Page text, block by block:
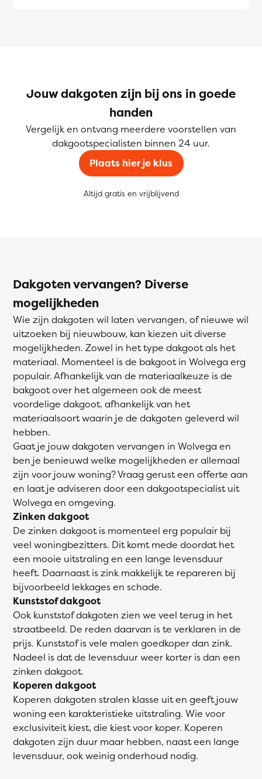
Jouw dakgoten zijn bij ons in goede
handen
Vergelijk en ontvang meerdere voorstellen van
dakgootspecialisten binnen 24 uur.
Plaats hier je klus
Altijd gratis en vrijblijvend
Dakgoten vervangen? Diverse
mogelijkheden
Wie zijn dakgoten wil laten vervangen, of nieuwe wil
uitzoeken bij nieuwbouw, kan kiezen uit diverse
mogelijkheden. Zowel in het type dakgoot als het
materiaal. Momenteel is de bakgoot in Wolvega erg
populair. Afhankelijk van de materiaalkeuze is de
bakgoot over het algemeen ook de meest
voordelige dakgoot, afhankelijk van het
materiaalsoort waarin je de dakgoten geleverd wil
hebben.
Gaat je jouw dakgoten vervangen in Wolvega en
ben je benieuwd welke mogelijkheden er allemaal
zijn voor jouw woning? Vraag gerust een offerte aan
en laat je adviseren door een dakgootspecialist uit
Wolvega en omgeving.
Zinken dakgoot
De zinken dakgoot is momenteel erg populair bij
veel woningbezitters. Dit komt mede doordat het
een mooie uitstraling en een lange levensduur
heeft. Daarnaast is zink makkelijk te repareren bij
bijvoorbeeld lekkages en schade.
Kunststof dakgoot
Ook kunststof dakgoten zien we veel terug in het
straatbeeld. De reden daarvan is te verklaren in de
prijs. Kunststof is vele malen goedkoper dan zink.
Nadeel is dat de levensduur weer korter is dan een
zinken dakgoot.
Koperen dakgoot
Koperen dakgoten stralen klasse uit en geeft jouw
woning een karakteristieke uitstraling. Wie voor
exclusiviteit kiest, die kiest voor koper. Koperen
dakgoten zijn duur maar hebben, naast een lange
levensduur, ook weinig onderhoud nodig.